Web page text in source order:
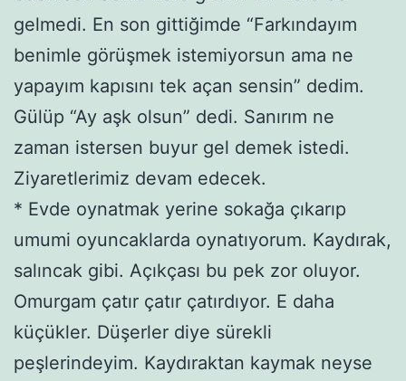
gelmedi. En son gittiğimde “Farkındayım
benimle görüşmek istemiyorsun ama ne
yapayım kapısını tek açan sensin” dedim.
Gülüp “Ay aşk olsun” dedi. Sanırım ne
zaman istersen buyur gel demek istedi.
Ziyaretlerimiz devam edecek.
* Evde oynatmak yerine sokağa çıkarıp
umumi oyuncaklarda oynatıyorum. Kaydırak,
salıncak gibi. Açıkçası bu pek zor oluyor.
Omurgam çatır çatır çatırdıyor. E daha
küçükler. Düşerler diye sürekli
peşlerindeyim. Kaydıraktan kaymak neyse